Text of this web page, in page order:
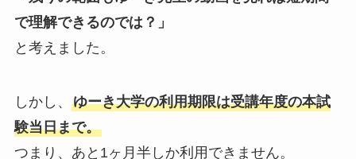
で理解できるのでは？」
と考えました。
しかし、 ゆーき大学の利用期限は受講年度の本試
験当日まで。
つまり、あと1ヶ月半しか利用できません。